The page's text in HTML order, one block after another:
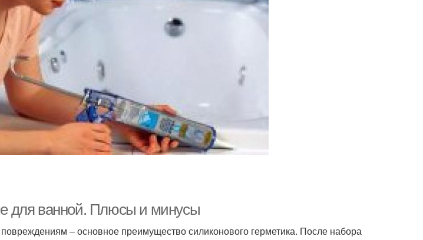
для ванной. Плюсы и минусы
– основное преимущество силиконового герметика. После набора